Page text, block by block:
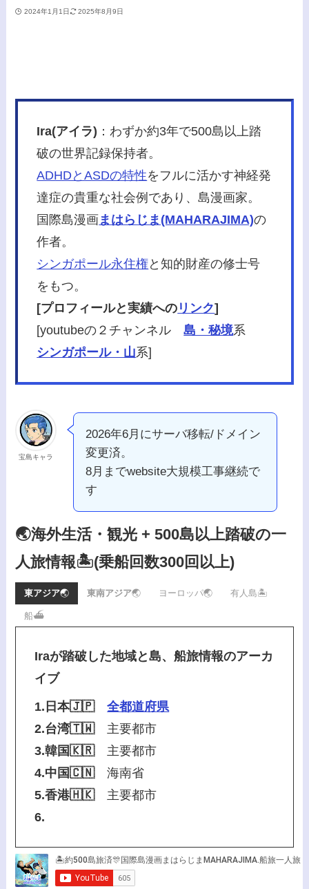
2024年1月1日 2025年8月9日
Ira(アイラ) ：わずか約3年で500島以上踏
破の世界記録保持者。
ADHDとASDの特性をフルに活かす神経発
達症の貴重な社会例であり、島漫画家。
国際島漫画まはらじま(MAHARAJIMA)の
作者。
シンガポール永住権と知的財産の修士号
をもつ。
[プロフィールと実績への リンク]
[youtubeの２チャンネル島・秘境系
シンガポール・山系]
宝島キャラ
2026年6月にサーバ移転/ドメイン
変更済。
8月までwebsite大規模工事継続で
す
🌏海外生活・観光 + 500島以上踏破の一
人旅情報🏝️(乗船回数300回以上)
東アジア🌏 東南アジア🌏 ヨーロッパ🌏 有人島🏝️
船⛴️
Iraが踏破した地域と島、船旅情報のアーカ
イブ
1.日本🇯🇵
全都道府県
2.台湾🇹🇼主要都市
3.韓国🇰🇷主要都市
4.中国🇨🇳海南省
5.香港🇭🇰主要都市
6.